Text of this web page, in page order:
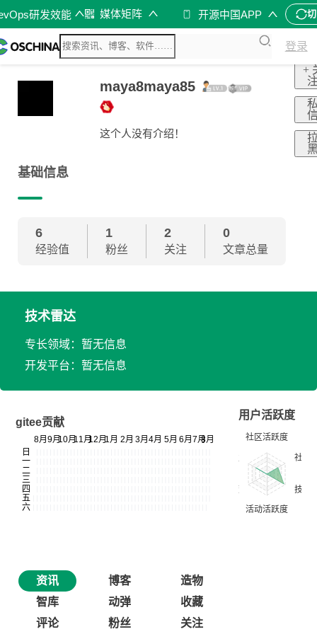
研发效能 媒体矩阵 开源中国APP
登录
maya8maya85
这个人没有介绍！
+
基础信息
6
经验值
1
粉丝
2
关注
0
文章总量
技术雷达
专长领域：暂无信息
开发平台：暂无信息
gitee贡献
用户活跃度
资讯 博客
造物
智库
动弹
收藏
评论
粉丝 关注